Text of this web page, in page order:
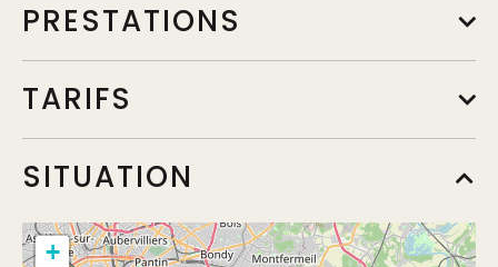
PRESTATIONS
TARIFS
SITUATION
+